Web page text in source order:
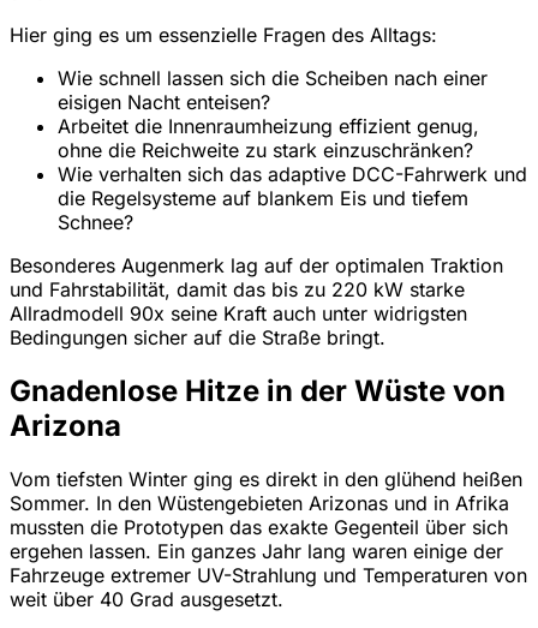
Hier ging es um essenzielle Fragen des Alltags:
Wie schnell lassen sich die Scheiben nach einer
eisigen Nacht enteisen?
Arbeitet die Innenraumheizung effizient genug,
ohne die Reichweite zu stark einzuschränken?
Wie verhalten sich das adaptive DCC-Fahrwerk und
die Regelsysteme auf blankem Eis und tiefem
Schnee?
Besonderes Augenmerk lag auf der optimalen Traktion
und Fahrstabilität, damit das bis zu 220 kW starke
Allradmodell 90x seine Kraft auch unter widrigsten
Bedingungen sicher auf die Straße bringt.
Gnadenlose Hitze in der Wüste von
Arizona
Vom tiefsten Winter ging es direkt in den glühend heißen
Sommer. In den Wüstengebieten Arizonas und in Afrika
mussten die Prototypen das exakte Gegenteil über sich
ergehen lassen. Ein ganzes Jahr lang waren einige der
Fahrzeuge extremer UV-Strahlung und Temperaturen von
weit über 40 Grad ausgesetzt.